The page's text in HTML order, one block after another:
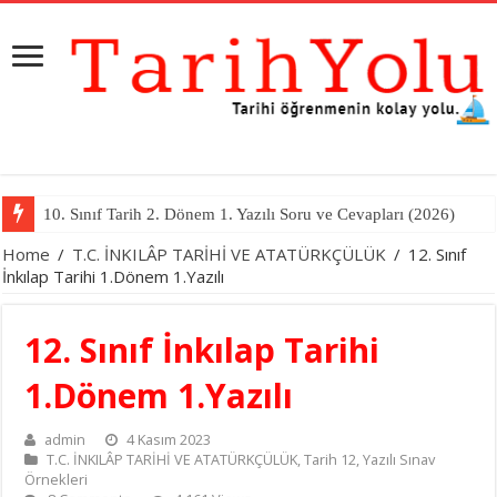
10. Sınıf Tarih 2. Dönem 1. Yazılı Soru ve Cevapları (2026)
Home / T.C. İNKILÂP TARİHİ VE ATATÜRKÇÜLÜK / 12. Sınıf
İnkılap Tarihi 1.Dönem 1.Yazılı
12. Sınıf İnkılap Tarihi
1.Dönem 1.Yazılı
admin
4 Kasım 2023
T.C. İNKILÂP TARİHİ VE ATATÜRKÇÜLÜK,Tarih 12,Yazılı Sınav
Örnekleri